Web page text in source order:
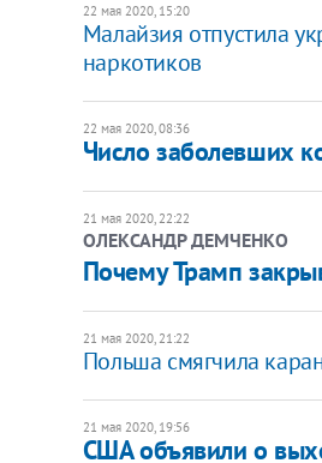
22 мая 2020, 15:20
Малайзия отпустила
наркотиков
22 мая 2020, 08:36
Число заболевших
21 мая 2020, 22:22
ОЛЕКСАНДР ДЕМЧЕНКО
Почему Трамп
21 мая 2020, 21:22
Польша смягчила
21 мая 2020, 19:56
США объявили о